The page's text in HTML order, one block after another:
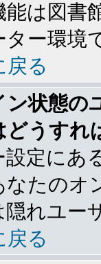
能は図書
ター環境
戻る
ン状態の
どうすれ
設定にあ
なたのオ
隠れユー
戻る